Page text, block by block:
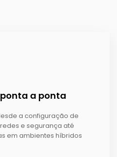
a ponta
a configuração de
e segurança até
em ambientes híbridos